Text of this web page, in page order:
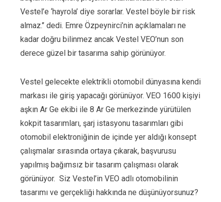
Vestel’e ‘hayrola’ diye sorarlar. Vestel böyle bir risk
almaz.’’ dedi. Emre Özpeynirci’nin açıklamaları ne
kadar doğru bilinmez ancak Vestel VEO’nun son
derece güzel bir tasarıma sahip görünüyor.
Vestel gelecekte elektrikli otomobil dünyasına kendi
markası ile giriş yapacağı görünüyor. VEO 1600 kişiyi
aşkın Ar Ge ekibi ile 8 Ar Ge merkezinde yürütülen
kokpit tasarımları, şarj istasyonu tasarımları gibi
otomobil elektroniğinin de içinde yer aldığı konsept
çalışmalar sırasında ortaya çıkarak, başvurusu
yapılmış bağımsız bir tasarım çalışması olarak
görünüyor. Siz Vestel’in VEO adlı otomobilinin
tasarımı ve gerçekliği hakkında ne düşünüyorsunuz?